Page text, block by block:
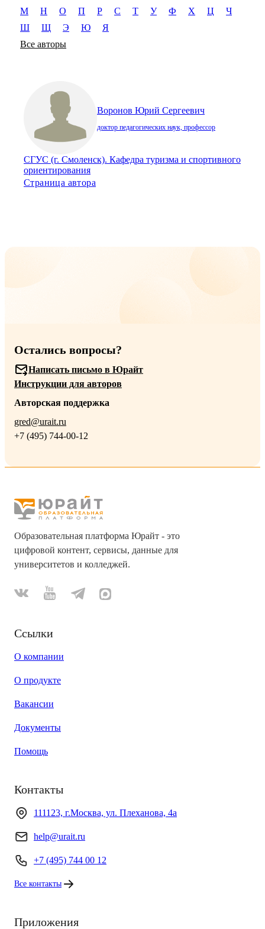
М
Н О П Р С Т У Ф Х Ц
Ч
Ш
Щ Э Ю
Я
Все авторы
Воронов Юрий Сергеевич
доктор педагогических наук, профессор
СГУС (г. Смоленск). Кафедра туризма и спортивного
ориентирования
Страница автора
Остались вопросы?
Написать письмо в Юрайт
Инструкции для авторов
Авторская поддержка
gred@urait.ru
+7 (495) 744-00-12
Образовательная платформа Юрайт - это
цифровой контент, сервисы, данные для
университетов и колледжей.
Ссылки
О компании
О продукте
Вакансии
Документы
Помощь
Контакты
111123, г.Москва, ул. Плеханова, 4а
help@urait.ru
+7 (495) 744 00 12
Все контакты
Приложения